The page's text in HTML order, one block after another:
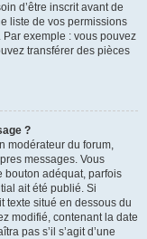
d’être inscrit avant de
liste de vos permissions
Par exemple : vous pouvez
transférer des pièces
?
modérateur du forum,
messages. Vous
bouton adéquat, parfois
ait été publié. Si
texte situé en dessous du
modifié, contenant la date
pas s’il s’agit d’une